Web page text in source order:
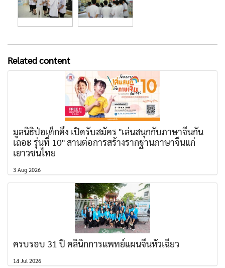
Related content
มูลนิธิป่อเต็กตึ๊ง เปิดรับสมัคร "เล่นสนุกกับภาษาจีนกัน
เถอะ รุ่นที่ 10" สานต่อการสร้างรากฐานภาษาจีนแก่
เยาวชนไทย
3 Aug 2026
ครบรอบ 31 ปี คลินิกการแพทย์แผนจีนหัวเฉียว
14 Jul 2026